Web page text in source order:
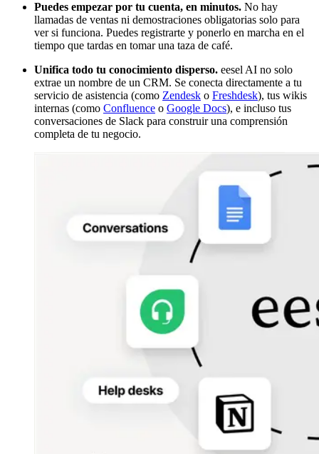
Puedes empezar por tu cuenta, en minutos. No hay
llamadas de ventas ni demostraciones obligatorias solo para
ver si funciona. Puedes registrarte y ponerlo en marcha en el
tiempo que tardas en tomar una taza de café.
Unifica todo tu conocimiento disperso. eesel AI no solo
extrae un nombre de un CRM. Se conecta directamente a tu
servicio de asistencia (como Zendesk o Freshdesk), tus wikis
internas (como Confluence o Google Docs), e incluso tus
conversaciones de Slack para construir una comprensión
completa de tu negocio.